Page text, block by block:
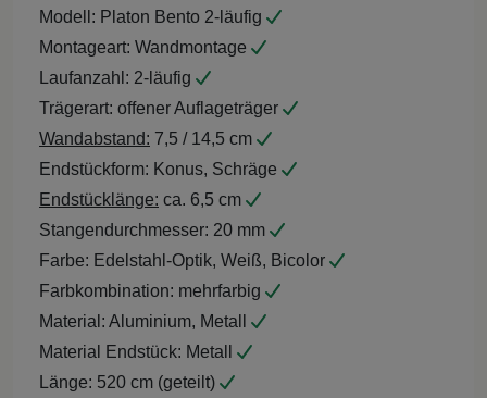
Modell: Platon Bento 2-läufig
Montageart: Wandmontage
Laufanzahl: 2-läufig
Trägerart: offener Auflageträger
Wandabstand: 7,5 / 14,5 cm
Endstückform: Konus, Schräge
Endstücklänge: ca. 6,5 cm
Stangendurchmesser: 20 mm
Farbe: Edelstahl-Optik, Weiß, Bicolor
Farbkombination: mehrfarbig
Material: Aluminium, Metall
Material Endstück: Metall
Länge: 520 cm (geteilt)